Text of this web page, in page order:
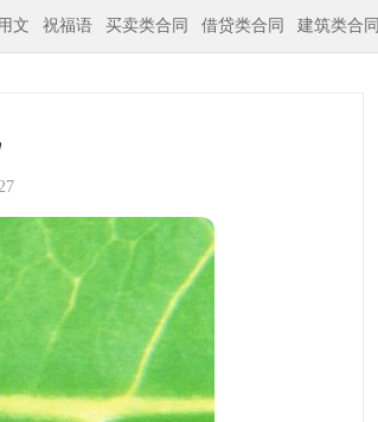
文 祝福语 买卖类合同 借贷类合同 建筑类合同